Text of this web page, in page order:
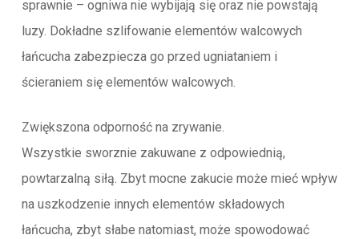
sprawnie – ogniwa nie wybijają się oraz nie powstają
luzy. Dokładne szlifowanie elementów walcowych
łańcucha zabezpiecza go przed ugniataniem i
ścieraniem się elementów walcowych.
Zwiększona odporność na zrywanie.
Wszystkie sworznie zakuwane z odpowiednią,
powtarzalną siłą. Zbyt mocne zakucie może mieć wpływ
na uszkodzenie innych elementów składowych
łańcucha, zbyt słabe natomiast, może spowodować